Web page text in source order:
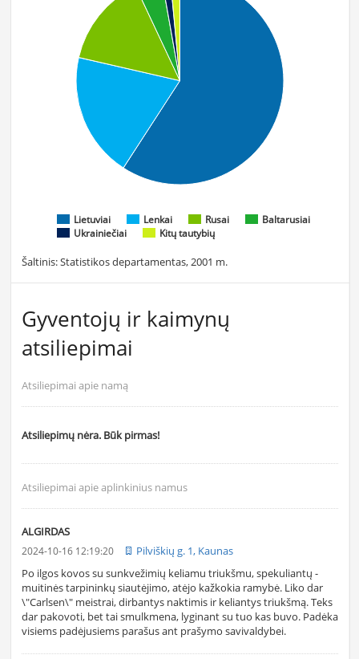
Lietuviai Lenkai Rusai
Baltarusiai
Ukrainiečiai
Kitų tautybių
Šaltinis: Statistikos departamentas, 2001 m.
Gyventojų ir kaimynų
atsiliepimai
Atsiliepimai apie namą
Atsiliepimų nėra. Būk pirmas!
Atsiliepimai apie aplinkinius namus
ALGIRDAS
2024-10-16 12:19:20
Pilviškių g. 1, Kaunas
Po ilgos kovos su sunkvežimių keliamu triukšmu, spekuliantų -
muitinės tarpininkų siautėjimo, atėjo kažkokia ramybė. Liko dar
\"Carlsen\" meistrai, dirbantys naktimis ir keliantys triukšmą. Teks
dar pakovoti, bet tai smulkmena, lyginant su tuo kas buvo. Padėka
visiems padėjusiems parašus ant prašymo savivaldybei.